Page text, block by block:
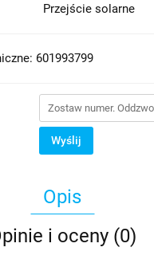
Przejście solarne
601993799
Wyślij
Opis
i oceny (0)